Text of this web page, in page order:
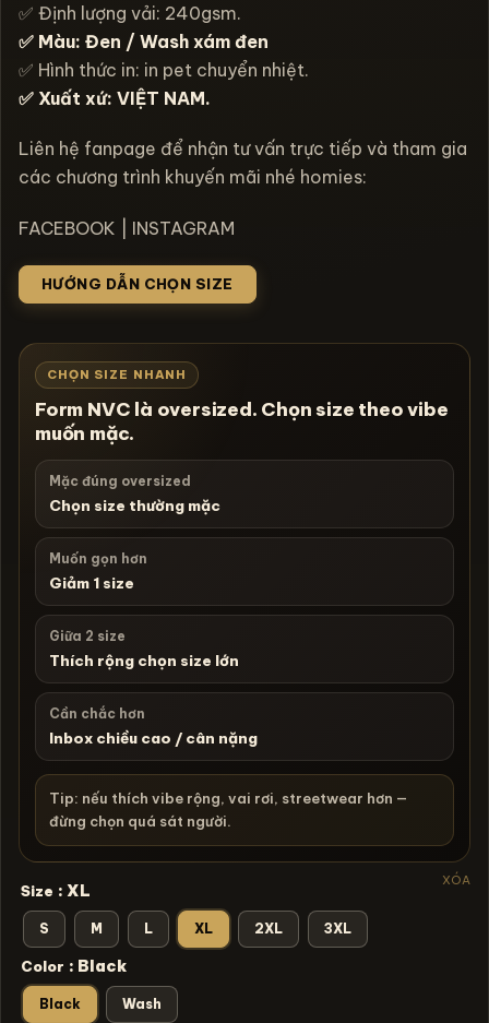
✅ Định lượng vải: 240gsm.
✅ Màu: Đen / Wash xám đen
✅ Hình thức in: in pet chuyển nhiệt.
✅ Xuất xứ: VIỆT NAM.
Liên hệ fanpage để nhận tư vấn trực tiếp và tham gia
các chương trình khuyến mãi nhé homies:
FACEBOOK INSTAGRAM
HƯỚNG DẪN CHỌN SIZE
CHỌN SIZE NHANH
Form NVC là oversized. Chọn size theo vibe
muốn mặc.
Mặc đúng oversized
Chọn size thường mặc
Muốn gọn hơn
Giảm 1 size
Giữa 2 size
Thích rộng chọn size lớn
Cần chắc hơn
Inbox chiều cao / cân nặng
Tip: nếu thích vibe rộng, vai rơi, streetwear hơn —
đừng chọn quá sát người.
Size : XL
S M L XL 2XL 3XL
Color : Black
Black Wash
XÓA